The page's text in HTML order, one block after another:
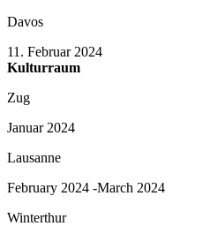
Davos
11. Februar 2024
Kulturraum
Zug
Januar 2024
Lausanne
February 2024 -March 2024
Winterthur